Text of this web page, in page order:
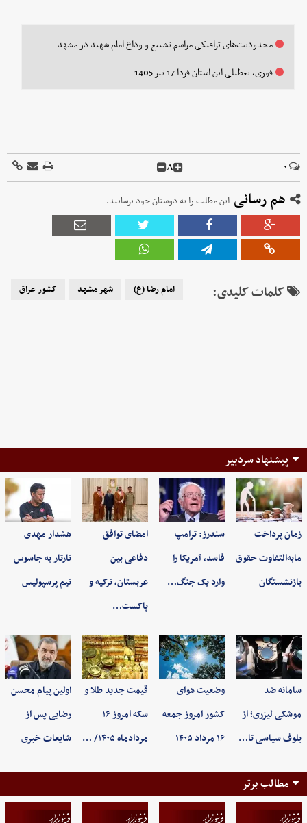
محدودیت‌های ترافیکی مراسم تشییع و وداع امام شهید در مشهد
فوری، تعطیلی این استان فردا 17 تیر 1405
۰ A
هم رسانی این مطلب را به دوستان خود برسانید.
کلمات کلیدی: امام رضا (ع) شهر مشهد کشور عراق
پیشنهاد سردبیر
زمان پرداخت
مابه‌التفاوت حقوق
بازنشستگان
سندرز: ترامپ
فاسد، آمریکا را
وارد یک جنگ…
امضای توافق
دفاعی بین
عربستان، ترکیه و
پاکست…
هشدار مهدی
تارتار به جاسوس
تیم پرسپولیس
سامانه ضد
موشکی لیزری؛ از
بلوف سیاسی تا…
وضعیت هوای
کشور امروز جمعه
۱۶ مرداد ۱۴۰۵
قیمت جدید طلا و
سکه امروز ۱۶
مردادماه ۱۴۰۵/ …
اولین پیام محسن
رضایی پس از
شایعات خبری
مطالب برتر